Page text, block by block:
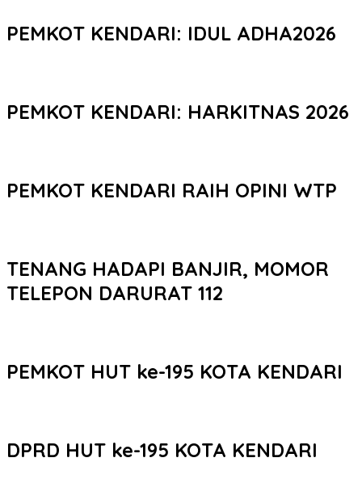
PEMKOT KENDARI: IDUL ADHA2026
PEMKOT KENDARI: HARKITNAS 2026
PEMKOT KENDARI RAIH OPINI WTP
TENANG HADAPI BANJIR, MOMOR
TELEPON DARURAT 112
PEMKOT HUT ke-195 KOTA KENDARI
DPRD HUT ke-195 KOTA KENDARI